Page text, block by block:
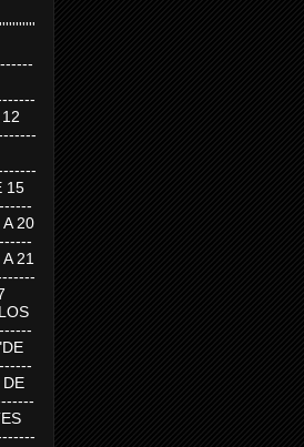
15
20
21